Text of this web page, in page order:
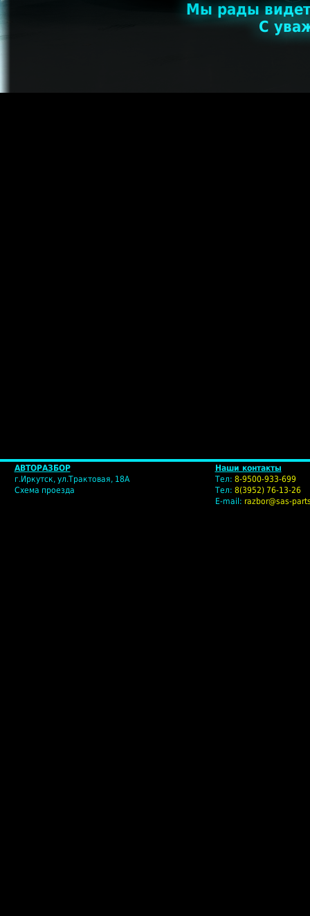
Мы рады
С
АВТОРАЗБОР
г.Иркутск, ул.Трактовая, 18А
Схема проезда
Наши контакты
Тел: 8-9500-933-699
Тел: 8(3952) 76-13-26
E-mail: razbor@sas-